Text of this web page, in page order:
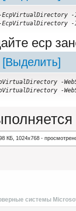
EcpVirtualDirectory
ecp
[Выделить]
-
-
КБ, 1024x768 -
системы